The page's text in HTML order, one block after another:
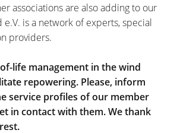
associations are also adding to our
e.V. is a network of experts, special
providers.
life management in the wind
repowering. Please, inform
service profiles of our member
in contact with them. We thank